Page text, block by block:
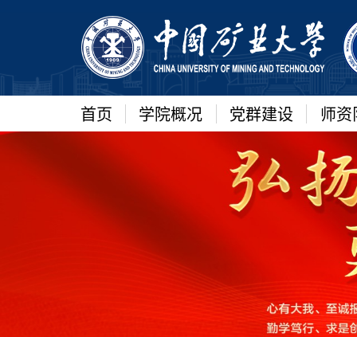
首页 学院概况 党群建设 师